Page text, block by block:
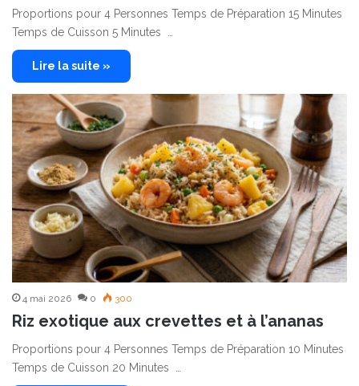
Proportions pour 4 Personnes Temps de Préparation 15 Minutes
Temps de Cuisson 5 Minutes …
Lire la suite »
4 mai 2026 0 300
Riz exotique aux crevettes et à l’ananas
Proportions pour 4 Personnes Temps de Préparation 10 Minutes
Temps de Cuisson 20 Minutes …